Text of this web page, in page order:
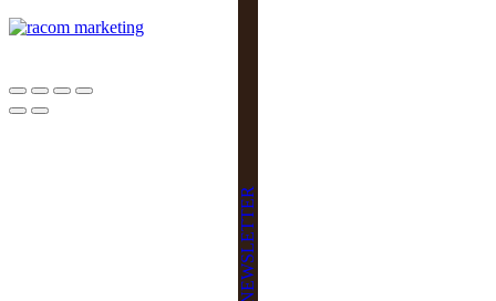
NEWSLETTER